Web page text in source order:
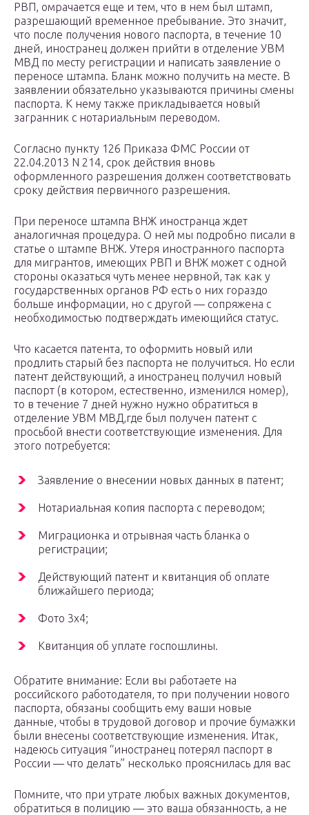
РВП, омрачается еще и тем, что в нем был штамп,
разрешающий временное пребывание. Это значит,
что после получения нового паспорта, в течение 10
дней, иностранец должен прийти в отделение УВМ
МВД по месту регистрации и написать заявление о
переносе штампа. Бланк можно получить на месте. В
заявлении обязательно указываются причины смены
паспорта. К нему также прикладывается новый
загранник с нотариальным переводом.
Согласно пункту 126 Приказа ФМС России от
22.04.2013 N 214, срок действия вновь
оформленного разрешения должен соответствовать
сроку действия первичного разрешения.
При переносе штампа ВНЖ иностранца ждет
аналогичная процедура. О ней мы подробно писали в
статье о штампе ВНЖ. Утеря иностранного паспорта
для мигрантов, имеющих РВП и ВНЖ может с одной
стороны оказаться чуть менее нервной, так как у
государственных органов РФ есть о них гораздо
больше информации, но с другой — сопряжена с
необходимостью подтверждать имеющийся статус.
Что касается патента, то оформить новый или
продлить старый без паспорта не получиться. Но если
патент действующий, а иностранец получил новый
паспорт (в котором, естественно, изменился номер),
то в течение 7 дней нужно нужно обратиться в
отделение УВМ МВД,где был получен патент с
просьбой внести соответствующие изменения. Для
этого потребуется:
Заявление о внесении новых данных в патент;
Нотариальная копия паспорта с переводом;
Миграционка и отрывная часть бланка о
регистрации;
Действующий патент и квитанция об оплате
ближайшего периода;
Фото 3х4;
Квитанция об уплате госпошлины.
Обратите внимание: Если вы работаете на
российского работодателя, то при получении нового
паспорта, обязаны сообщить ему ваши новые
данные, чтобы в трудовой договор и прочие бумажки
были внесены соответствующие изменения. Итак,
надеюсь ситуация “иностранец потерял паспорт в
России — что делать” несколько прояснилась для вас
Помните, что при утрате любых важных документов,
обратиться в полицию — это ваша обязанность, а не